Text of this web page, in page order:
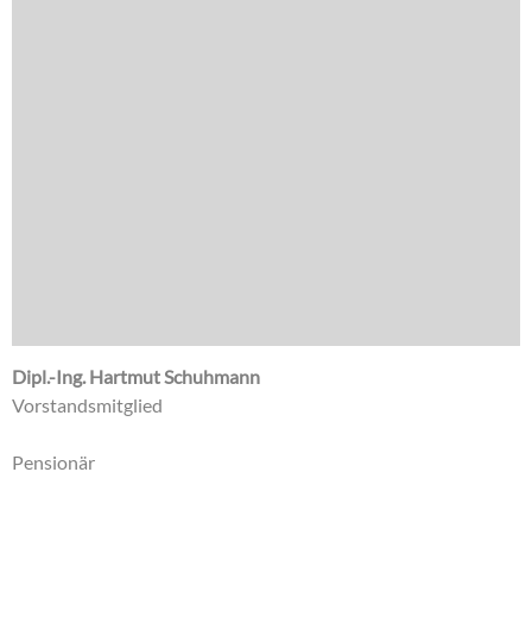
Dipl.-Ing. Hartmut Schuhmann
Vorstandsmitglied
Pensionär